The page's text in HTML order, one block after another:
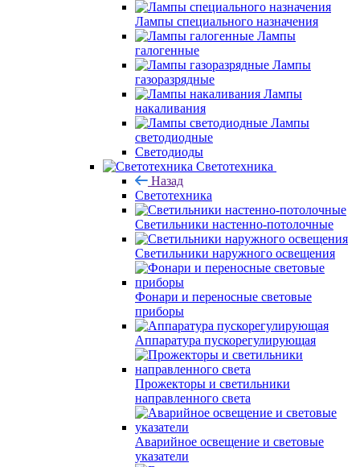
Лампы специального назначения
Лампы
галогенные
Лампы
газоразрядные
Лампы
накаливания
Лампы
светодиодные
Светодиоды
Светотехника
Назад
Светотехника
Светильники настенно-потолочные
Светильники наружного освещения
Фонари и переносные световые
приборы
Аппаратура пускорегулирующая
Прожекторы и светильники
направленного света
Аварийное освещение и световые
указатели